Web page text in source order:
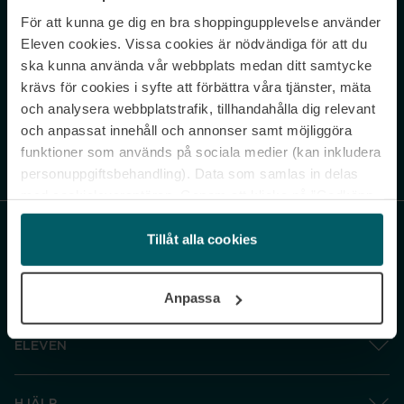
För att kunna ge dig en bra shoppingupplevelse använder
Eleven cookies. Vissa cookies är nödvändiga för att du
ska kunna använda vår webbplats medan ditt samtycke
krävs för cookies i syfte att förbättra våra tjänster, mäta
och analysera webbplatstrafik, tillhandahålla dig relevant
och anpassat innehåll och annonser samt möjliggöra
funktioner som används på sociala medier (kan inkludera
personuppgiftsbehandling). Data som samlas in delas
och gå vidare” accepterar du samtliga cookies medan du
under ”Inställningar” kan anpassa användningen av
cookies. Du kan återkalla ditt samtycke när som helst.
Tillåt alla cookies
Anpassa
Never miss a beat.
Sign up to our newsletter.
Genom att prenumerera accepterar du vår Integritetspolicy. Avprenumerera
ELEVEN